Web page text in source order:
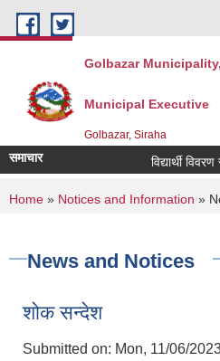
Skip to main content
Golbazar
Municipal Executive
Golbazar, Siraha
समाचार विद्यार्थी विवरण
You are here
Home » Notices and Information »
News and Notices
शोक सन्देश
Submitted on: Mon, 11/06/